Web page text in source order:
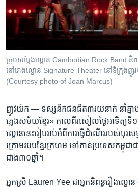
រចនា
សម្ព័ន្ធ​
ទៅ​
កាន់​
Khmer English
បណ្តាញ​សង្គម
ក្រុមសម្តែងល្ខោន Cambodian Rock Band និ
នៅរោងល្ខោន Signature Theater នៅទីក្រុងញូ
(Courtesy photo of Joan Marcus)
ញូវយ៉ក — ទស្សនិកជនជិត​៣​រយ​នាក់​ នាំ​គ្នា​
ភ្លេង​សម័យ​ខ្មែរ» កាល​ពី​រសៀល​ថ្ងៃ​អាទិត្យ​ទី​១
ល្ខោន​នេះរៀប​រាប់​អំពី​ការ​ធ្វើ​ដំណើររបស់​បុរស​
ក្រោម​របបខ្មែរ​ក្រហម ទៅ​កាន់​ប្រទេស​កម្ពុ
ជាង​៣០​ឆ្នាំ។
អ្នក​ស្រី Lauren Yee ជា​អ្នក​និពន្ធ​រឿង​ល្ខោ